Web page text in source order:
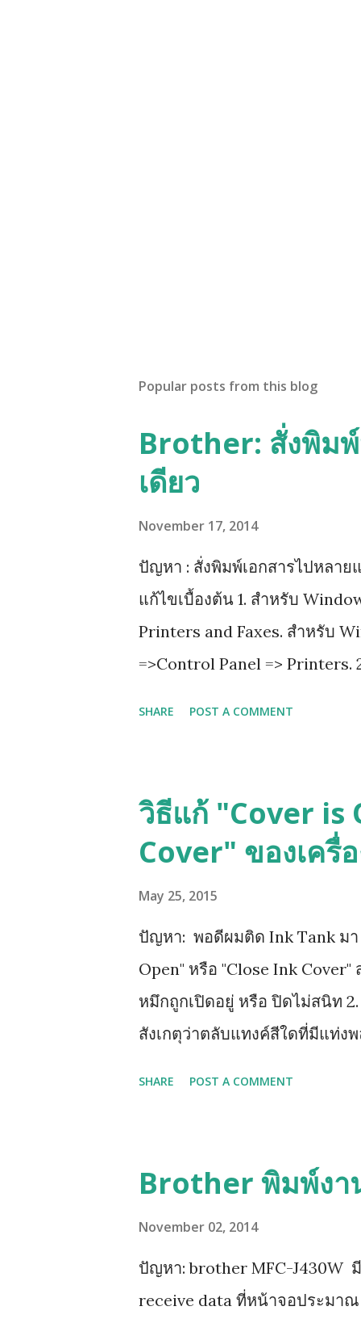
Popular posts from this blog
Brother: สั่งพิม
เดียว
November 17, 2014
ปัญหา : สั่งพิมพ์เอกสารไปหลา
แก้ไขเบื้องต้น 1. สำหรับ
Printers and Faxes. สำหรับ
=>Control Panel => Printers.
SHARE POST A COMMENT
วิธีแก้ "Cover is
Cover" ของเครื่
May 25, 2015
ปัญหา: พอดีผมติด Ink Tank มา
Open" หรือ "Close Ink Cover"
หมึกถูกเปิดอยู่ หรือ ปิดไม่สนิท
สังเกตุว่าตลับแทงค์สีใดที่มีแท่ง
แทงค์รุ่นใหม่ LC73, LC77 เพร
SHARE POST A COMMENT
Brother พิมพ์งา
November 02, 2014
ปัญหา: brother MFC-J430W
receive data ที่หน้าจอประมา